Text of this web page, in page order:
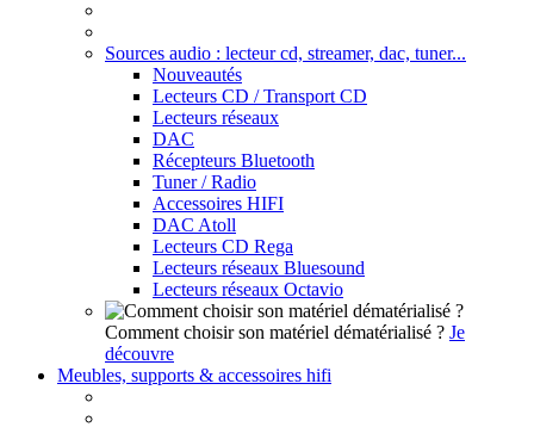
Sources audio : lecteur cd, streamer, dac, tuner...
Nouveautés
Lecteurs CD / Transport CD
Lecteurs réseaux
DAC
Récepteurs Bluetooth
Tuner / Radio
Accessoires HIFI
DAC Atoll
Lecteurs CD Rega
Lecteurs réseaux Bluesound
Lecteurs réseaux Octavio
Comment choisir son matériel dématérialisé ? Je
découvre
Meubles, supports & accessoires hifi